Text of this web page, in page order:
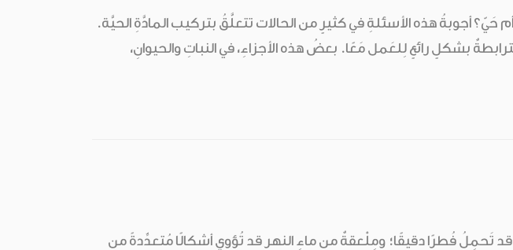
أجوبةُ هذه الأسئلةِ في كثيرٍ من الحالات تتعلَّقُ بتركيب المادَّةِ الحيَّة.
بشكلٍ رائعٍ لِلعَمل مَعًا. بعضُ هذه الأجزاءِ، في النباتِ والحيوانِ،
قد تَحمِلُ فُطرًا دقيقًا؛ ومِلْعقةٌ من ماءِ النهر قد تُؤوي أشكالًا مُتعدِّدةً من